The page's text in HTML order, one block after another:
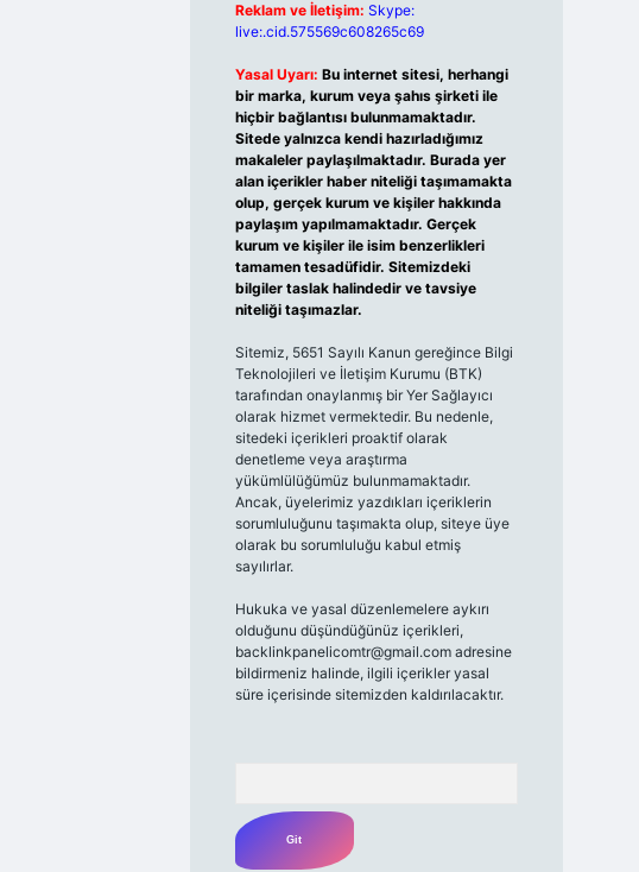
Reklam ve İletişim: Skype:
live:.cid.575569c608265c69
Yasal Uyarı: Bu internet sitesi, herhangi
bir marka, kurum veya şahıs şirketi ile
hiçbir bağlantısı bulunmamaktadır.
Sitede yalnızca kendi hazırladığımız
makaleler paylaşılmaktadır. Burada yer
alan içerikler haber niteliği taşımamakta
olup, gerçek kurum ve kişiler hakkında
paylaşım yapılmamaktadır. Gerçek
kurum ve kişiler ile isim benzerlikleri
tamamen tesadüfidir. Sitemizdeki
bilgiler taslak halindedir ve tavsiye
niteliği taşımazlar.
Sitemiz, 5651 Sayılı Kanun gereğince Bilgi
Teknolojileri ve İletişim Kurumu (BTK)
tarafından onaylanmış bir Yer Sağlayıcı
olarak hizmet vermektedir. Bu nedenle,
sitedeki içerikleri proaktif olarak
denetleme veya araştırma
yükümlülüğümüz bulunmamaktadır.
Ancak, üyelerimiz yazdıkları içeriklerin
sorumluluğunu taşımakta olup, siteye üye
olarak bu sorumluluğu kabul etmiş
sayılırlar.
Hukuka ve yasal düzenlemelere aykırı
olduğunu düşündüğünüz içerikleri,
backlinkpanelicomtr@gmail.comadresine
bildirmeniz halinde, ilgili içerikler yasal
süre içerisinde sitemizden kaldırılacaktır.